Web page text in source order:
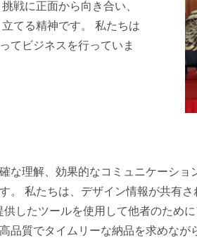
戦に正面から向き合い、
てる精神です。 私たちは
てビジネスを行っていま
な理解、効果的なコミュニケーシ
。 私たちは、デザイン情報が共有
したツールを使用して他者のため
品質でタイムリーな納品を求めな